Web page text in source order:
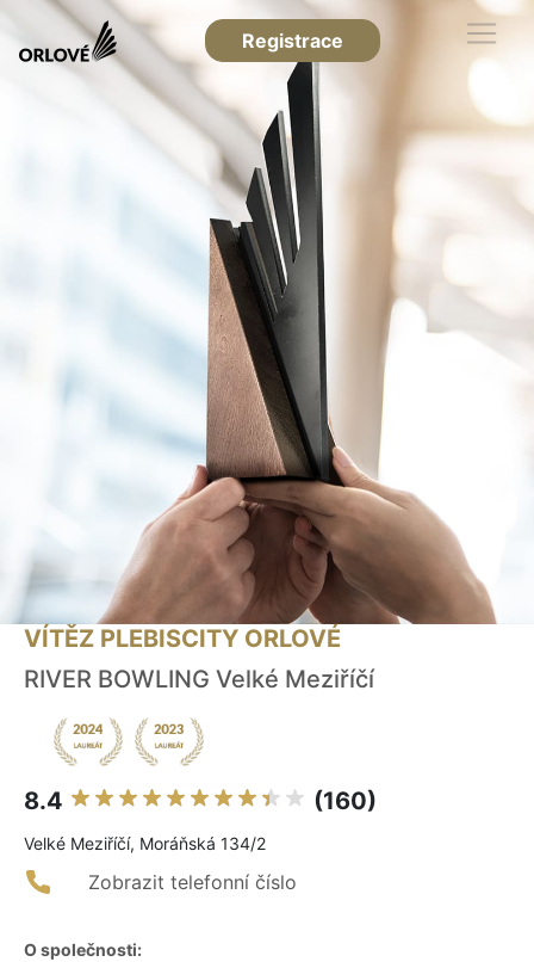
Registrace
VÍTĚZ PLEBISCITY ORLOVÉ
RIVER BOWLING Velké Meziříčí
8.4 (160)
Velké Meziříčí, Moráňská 134/2
Zobrazit telefonní číslo
O společnosti: